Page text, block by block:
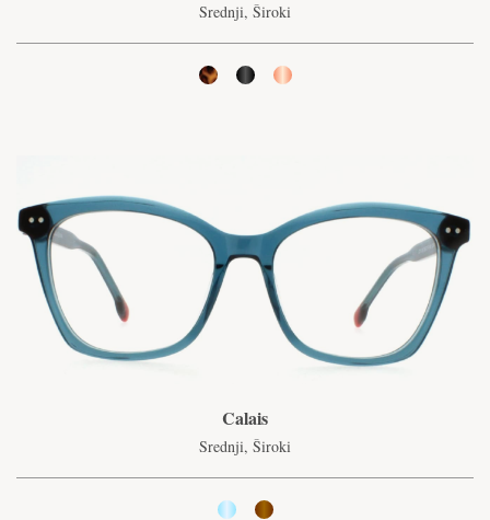
Srednji, Široki
Calais
Srednji, Široki